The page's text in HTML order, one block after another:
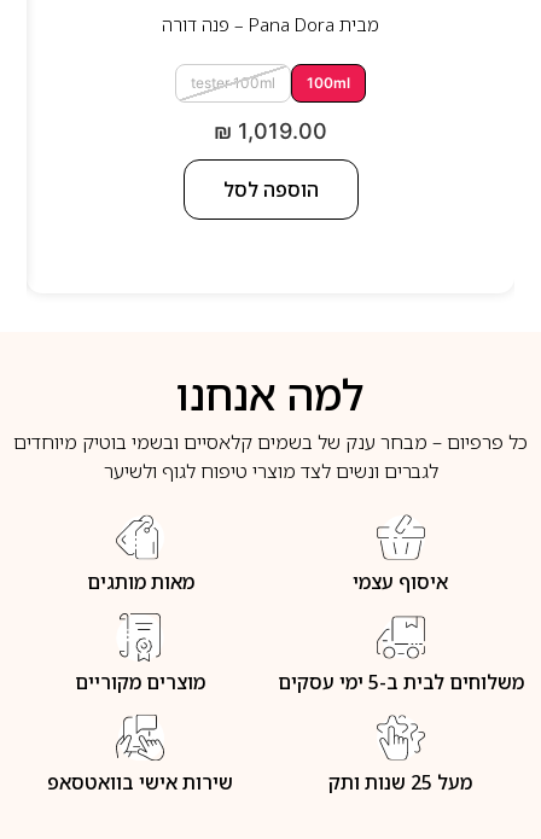
מבית Pana Dora – פנה דורה
100ml
tester 100ml
₪ 1,019.00
הוספה לסל
למה אנחנו
כל פרפיום – מבחר ענק של בשמים קלאסיים ובשמי בוטיק מיוחדים
לגברים ונשים לצד מוצרי טיפוח לגוף ולשיער
איסוף עצמי מאות מותגים
משלוחים לבית ב-5 ימי עסקים מוצרים מקוריים
מעל 25 שנות ותק שירות אישי בוואטסאפ